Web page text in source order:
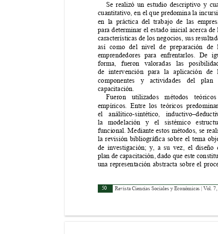
Revista Ciencias Sociales y Económicas | Vol.
50
Se realizó un estudio descriptivo y
cuantitativo, en el que predomina la
en la práctica del trabajo de las
para determinar el estado inicial acerca
características de los negocios, sus
así como del nivel de preparación
emprendedores para enfrentarlos. De
forma, fueron valoradas las
de intervención para la aplicación
componentes y actividades del
capacitación.
Fueron utilizados métodos
empíricos. Entre los teóricos
el análítico-sintético,
la modelación y el sistémico
funcional. Mediante estos métodos, se
la revisión bibliográca sobre el tema
de investigación; y, a su vez, el
plan de capacitación, dado que este
una representación abstracta sobre el